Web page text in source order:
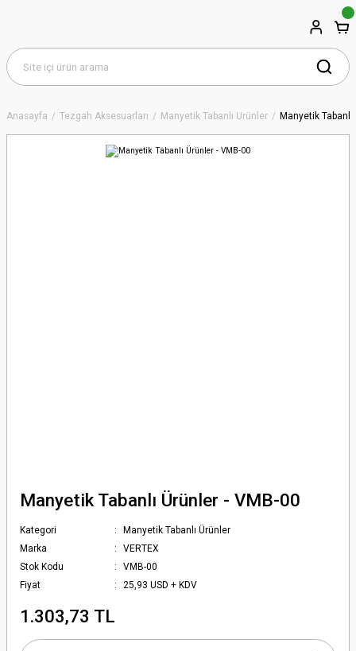
Anasayfa Tezgah Aksesuarları Manyetik Tabanlı Ürünler Manyetik
Manyetik Tabanlı Ürünler - VMB-00
Kategori
Manyetik Tabanlı Ürünler
Marka
VERTEX
Stok Kodu
VMB-00
Fiyat
25,93 USD + KDV
1.303,73 TL